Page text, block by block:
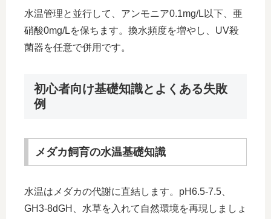
水温管理と並行して、アンモニア0.1mg/L以下、亜
硝酸0mg/Lを保ちます。換水頻度を増やし、UV殺
菌器を任意で併用です。
初心者向け基礎知識とよくある失敗
例
メダカ飼育の水温基礎知識
水温はメダカの代謝に直結します。pH6.5-7.5、
GH3-8dGH、水草を入れて自然環境を再現しましょ